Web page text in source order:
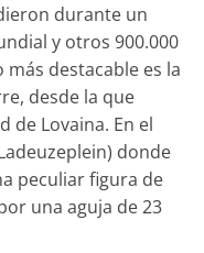
durante un
y otros 900.000
destacable es la
desde la que
de Lovaina. En el
donde
peculiar figura de
una aguja de 23